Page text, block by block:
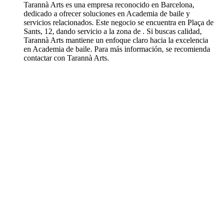
Tarannà Arts es una empresa reconocido en Barcelona,
dedicado a ofrecer soluciones en Academia de baile y
servicios relacionados. Este negocio se encuentra en Plaça de
Sants, 12, dando servicio a la zona de . Si buscas calidad,
Tarannà Arts mantiene un enfoque claro hacia la excelencia
en Academia de baile. Para más información, se recomienda
contactar con Tarannà Arts.